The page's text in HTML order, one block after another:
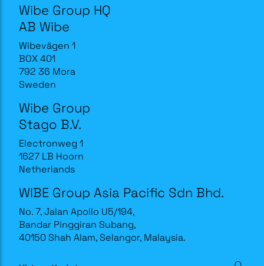
Wibe Group HQ
AB Wibe
Wibevägen 1
BOX 401
792 36 Mora
Sweden
Wibe Group
Stago B.V.
Electronweg 1
1627 LB Hoorn
Netherlands
WIBE Group Asia Pacific Sdn Bhd.
No. 7, Jalan Apollo U5/194,
Bandar Pinggiran Subang,
40150 Shah Alam, Selangor, Malaysia.